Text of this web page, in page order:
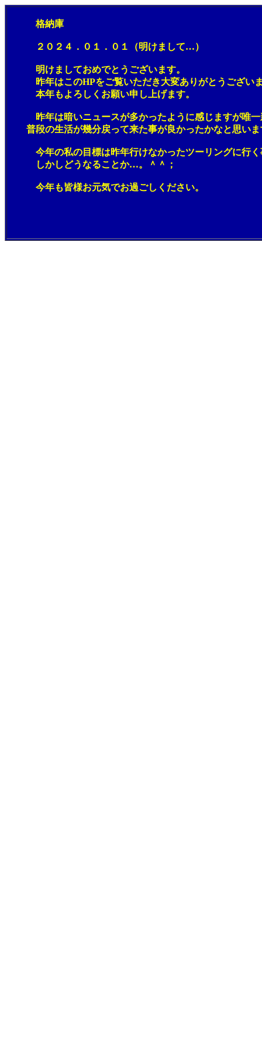
格納庫
２０２４．０１．０１（明けまして…）
明けましておめでとうございます。
昨年はこのHPをご覧いただき大変ありがとうござい
本年もよろしくお願い申し上げます。
昨年は暗いニュースが多かったように感じますが唯一
普段の生活が幾分戻って来た事が良かったかなと思いま
今年の私の目標は昨年行けなかったツーリングに行く
しかしどうなることか…。＾＾；
今年も皆様お元気でお過ごしください。